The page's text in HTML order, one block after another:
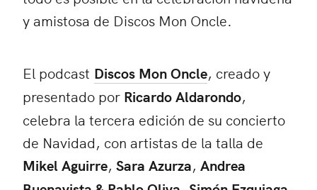
y amistosa de Discos Mon Oncle.
El podcast Discos Mon Oncle, creado y
presentado por Ricardo Aldarondo,
celebra la tercera edición de su concierto
de Navidad, con artistas de la talla de
Mikel Aguirre, Sara Azurza, Andrea